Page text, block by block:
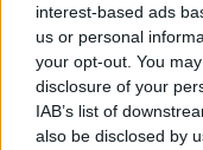
interest-based ads
us or personal
your opt-out. You
disclosure of your
IAB’s list of
also be disclosed by